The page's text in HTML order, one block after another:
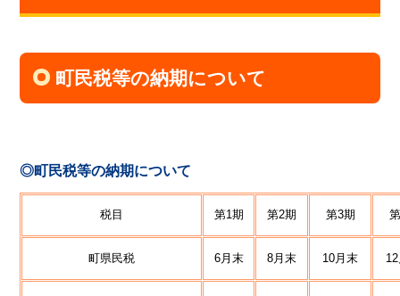
町民税等の納期について
◎町民税等の納期について
税目 第1期 第2期 第3期
町県民税 6月末 8月末 10月末